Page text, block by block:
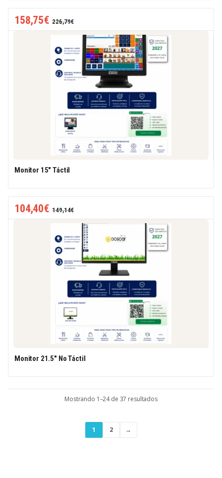
158,75€ 226,79€
Monitor 15″ Táctil
104,40€ 149,14€
Monitor 21.5″ No Táctil
Mostrando 1–24 de 37 resultados
1 2 →